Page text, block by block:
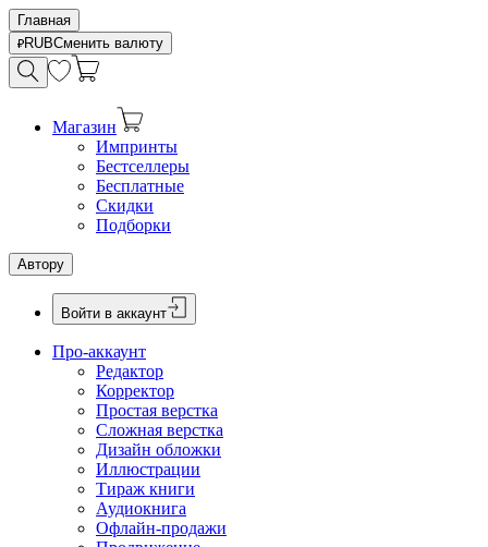
Главная
RUBСменить валюту
Магазин
Импринты
Бестселлеры
Бесплатные
Скидки
Подборки
Автору
Войти в аккаунт
Про-аккаунт
Редактор
Корректор
Простая верстка
Сложная верстка
Дизайн обложки
Иллюстрации
Тираж книги
Аудиокнига
Офлайн-продажи